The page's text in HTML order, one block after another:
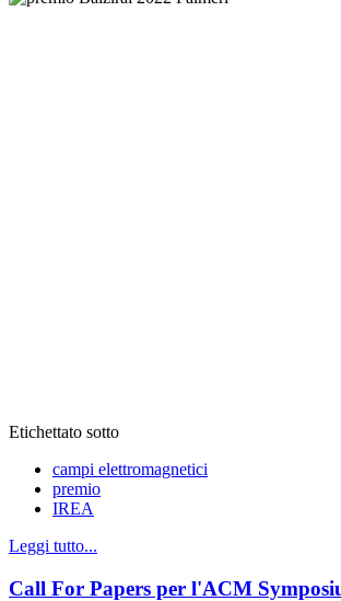
Etichettato sotto
campi elettromagnetici
premio
IREA
Leggi tutto...
Call For Papers per l'ACM